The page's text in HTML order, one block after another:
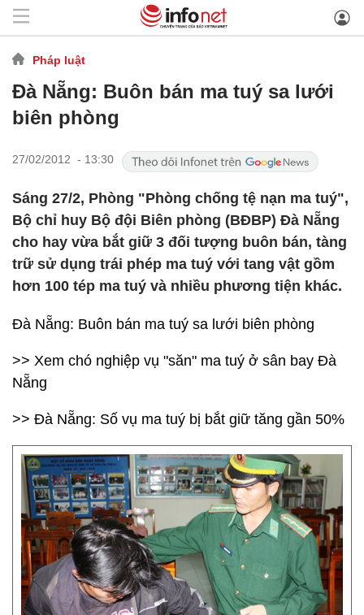
Pháp luật
Đà Nẵng: Buôn bán ma tuý sa lưới
biên phòng
27/02/2012 - 13:30
Sáng 27/2, Phòng "Phòng chống tệ nạn ma tuý",
Bộ chỉ huy Bộ đội Biên phòng (BĐBP) Đà Nẵng
cho hay vừa bắt giữ 3 đối tượng buôn bán, tàng
trữ sử dụng trái phép ma tuý với tang vật gồm
hơn 100 tép ma tuý và nhiều phương tiện khác.
Đà Nẵng: Buôn bán ma tuý sa lưới biên phòng
>> Xem chó nghiệp vụ "săn" ma tuý ở sân bay Đà
Nẵng
>> Đà Nẵng: Số vụ ma tuý bị bắt giữ tăng gần 50%